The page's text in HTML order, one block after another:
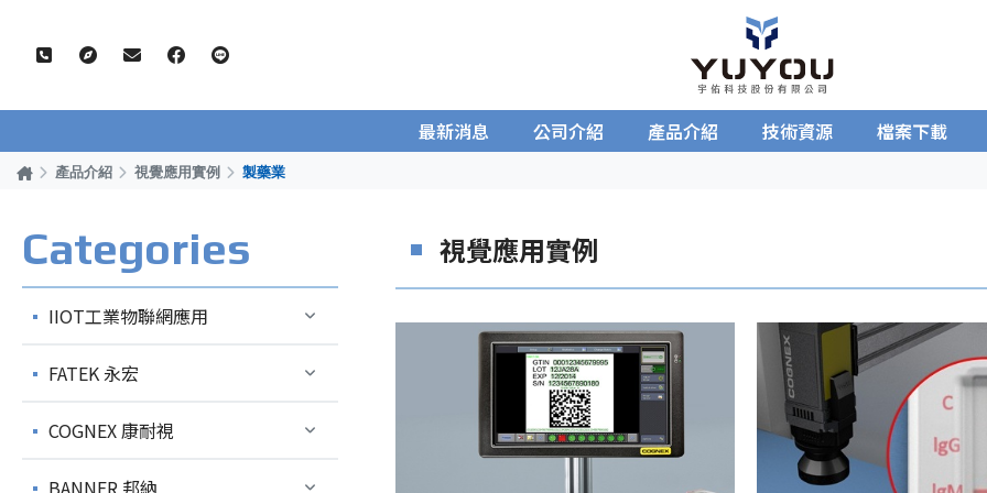
最新消息 公司介紹 產品介紹 技術資源 檔案下載
產品介紹 視覺應用實例 製藥業
Categories
IIOT工業物聯網應用
FATEK 永宏
COGNEX 康耐視
BANNER 邦納
視覺應用實例